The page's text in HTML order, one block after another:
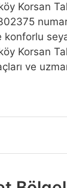
Korsan
konforlu
Korsan
ve